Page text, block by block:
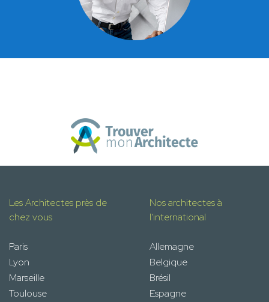
Les Architectes près de
chez vous
Paris
Lyon
Marseille
Toulouse
Nos architectes à
l'international
Allemagne
Belgique
Brésil
Espagne